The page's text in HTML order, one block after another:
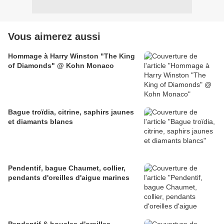
Vous aimerez aussi
Hommage à Harry Winston "The King
of Diamonds" @ Kohn Monaco
Bague troïdia, citrine, saphirs jaunes
et diamants blancs
Pendentif, bague Chaumet, collier,
pendants d'oreilles d'aigue marines